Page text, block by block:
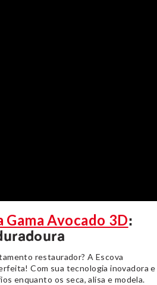
Avocado 3D:
restaurador? A Escova
Com sua tecnologia inovadora e
enquanto os seca, alisa e modela.